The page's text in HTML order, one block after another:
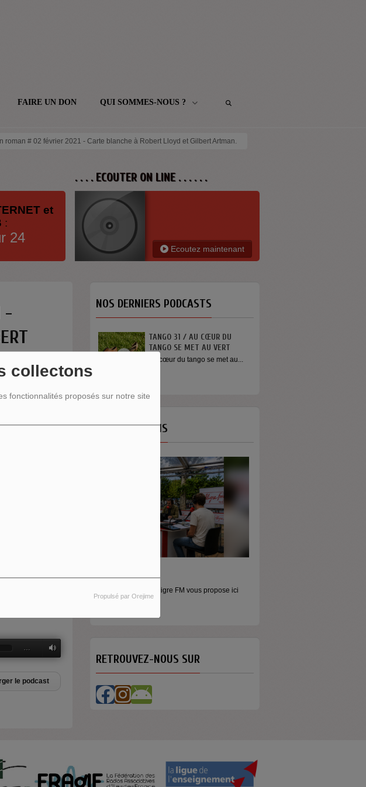
collectons
fonctionnalités proposés sur notre site
Propulsé par Orejime
FAIRE UN DON QUI SOMMES-NOUS ?
roman # 02 février 2021 - Carte blanche à Robert Lloyd et Gilbert Artman.
et
:
24
. . . . ECOUTER ON LINE . . . . . .
Ecoutez maintenant
-
…
le podcast
NOS DERNIERS PODCASTS
TANGO 31 / AU CŒUR DU
TANGO SE MET AU VERT
Au cœur du tango se met au...
NOS ÉMISSIONS
HORS LES MURS
Micros baladeurs Aligre FM vous propose ici
d'écouter des...
RETROUVEZ-NOUS SUR